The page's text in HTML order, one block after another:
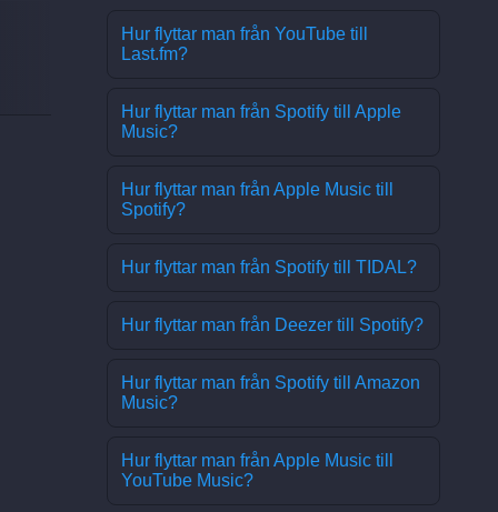
Hur flyttar man från YouTube till
Last.fm?
Hur flyttar man från Spotify till Apple
Music?
Hur flyttar man från Apple Music till
Spotify?
Hur flyttar man från Spotify till TIDAL?
Hur flyttar man från Deezer till Spotify?
Hur flyttar man från Spotify till Amazon
Music?
Hur flyttar man från Apple Music till
YouTube Music?